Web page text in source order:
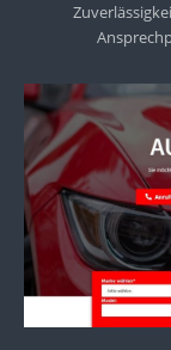
Zuverlässigkeit,